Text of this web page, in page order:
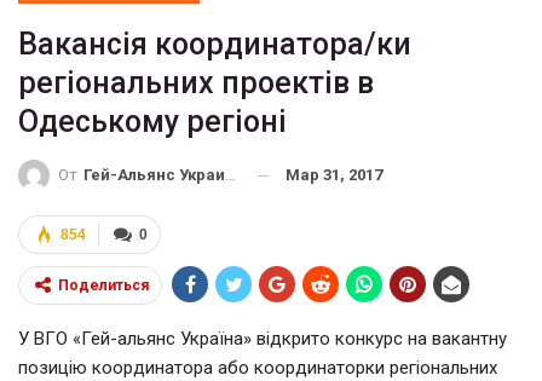
Вакансія координатора/ки
регіональних проектів в
Одеському регіоні
От Гей-Альянс Украина Мар 31, 2017
0
854
Поделиться
У ВГО «Гей-альянс Україна» відкрито конкурс на вакантну
позицію координатора або координаторки регіональних